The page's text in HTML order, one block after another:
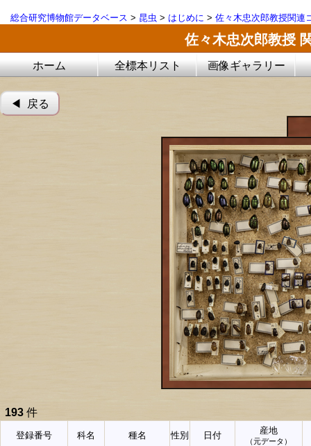
総合研究博物館データベース > 昆虫 > はじめに > 佐々木忠次郎教授関連
佐々木忠次郎教授
ホーム 全標本リスト 画像ギャラリー
◀︎ 戻る
193 件
登録番号 科名 種名 性別 日付 産地
（元データ）